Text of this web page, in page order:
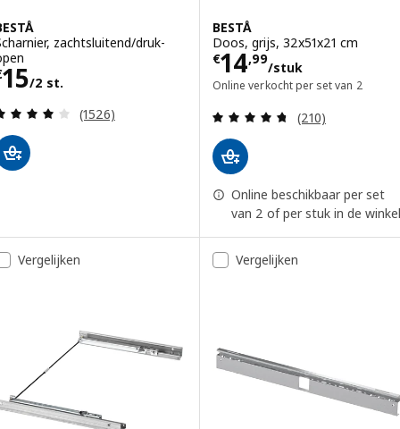
zachtsluitend/druk-
15/2 st.€ 15/2 st.
Beoordeling: 4 van 5 sterren. Totaal
(1526)
BESTÅ
Doos, grijs, 32x51x21 cm
€14,99
/stuk
Prijs € 14,99/
Online verkocht per set van 2
Beoordeling:
(210)
Online beschikbaar per set
van 2 of per stuk in de winkel
Vergelijken Vergelijken